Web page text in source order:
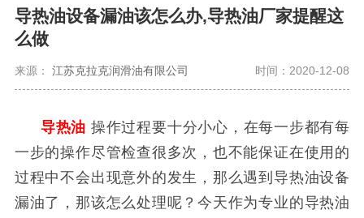
导热油设备漏油该怎么办,导热油厂家提醒这
么做
来源： 江苏克拉克润滑油有限公司 时间：2020-12-08
导热油 操作过程要十分小心，在每一步都有每
一步的操作尽管检查很多次，也不能保证在使用的
过程中不会出现意外的发生，那么遇到导热油设备
漏油了，那该怎么处理呢？今天作为专业的导热油